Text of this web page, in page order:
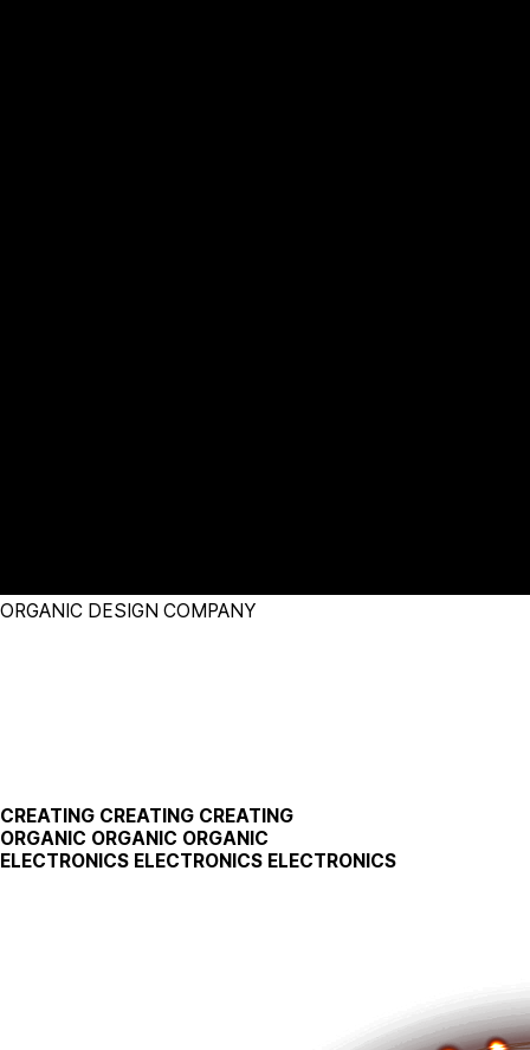
ORGANIC DESIGN COMPANY
CREATING CREATING CREATING
ORGANIC ORGANIC ORGANIC
ELECTRONICS ELECTRONICS ELECTRONICS